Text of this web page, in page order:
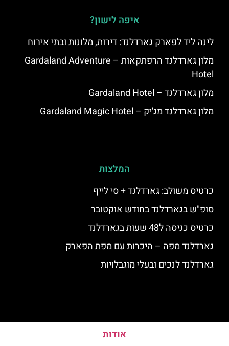
איפה לישון?
לינה ליד לפארק גארדלנד: דירות, מלונות ובתי אירוח
מלון גארדלנד הרפתקאות – Gardaland Adventure
Hotel
מלון גארדלנד – Gardaland Hotel
מלון גארדלנד מג'יק – Gardaland Magic Hotel
המלצות
כרטיס משולב: גארדלנד + סי לייף
סופ"ש בגארדלנד בחודש אוקטובר
כרטיס כניסה ל48 שעות בגארדלנד
גארדלנד מפה – היכרות עם מפת הפארק
גארדלנד לנכים ובעלי מוגבלויות
אודות